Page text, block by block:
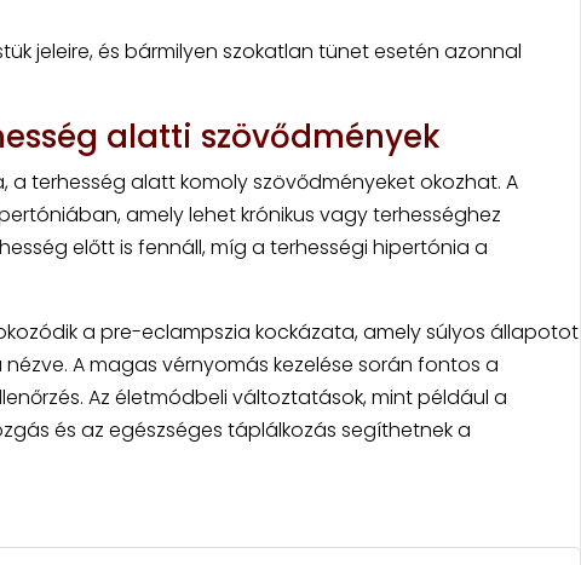
jeleire, és bármilyen szokatlan tünet esetén azonnal
alatti szövődmények
terhesség alatt komoly szövődményeket okozhat. A
amely lehet krónikus vagy terhességhez
előtt is fennáll, míg a terhességi hipertónia a
a pre-eclampszia kockázata, amely súlyos állapotot
A magas vérnyomás kezelése során fontos a
Az életmódbeli változtatások, mint például a
és az egészséges táplálkozás segíthetnek a